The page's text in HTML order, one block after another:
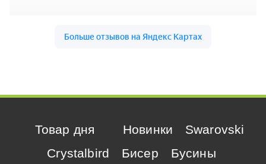
Товар дня Новинки
Swarovski
Crystalbird
Бисер
Бусины